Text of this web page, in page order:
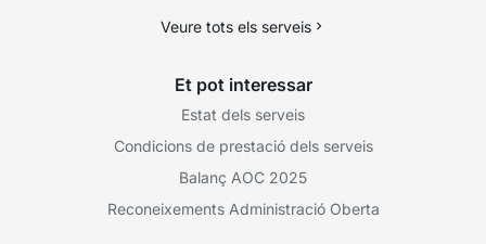
Veure tots els serveis
Et pot interessar
Estat dels serveis
Condicions de prestació dels serveis
Balanç AOC 2025
Reconeixements Administració Oberta